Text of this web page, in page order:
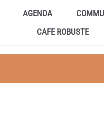
AGENDA
CAFE ROBUSTE